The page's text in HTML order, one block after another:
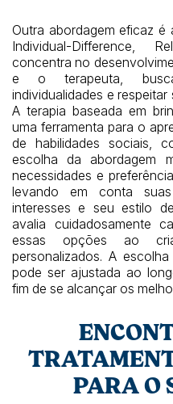
Outra abordagem eficaz é
Individual-Difference,
concentra no
e o terapeuta,
individualidades e
A terapia baseada em
uma ferramenta para o
de habilidades sociais,
escolha da abordagem
necessidades e
levando em conta
interesses e seu estilo
avalia cuidadosamente
essas opções ao
personalizados. A
pode ser ajustada ao
fim de se alcançar os
PARA O